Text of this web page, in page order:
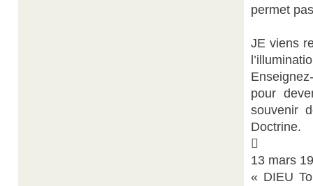
permet
JE viens
pour
souvenir
Doctrine.

13 mars
« DIEU